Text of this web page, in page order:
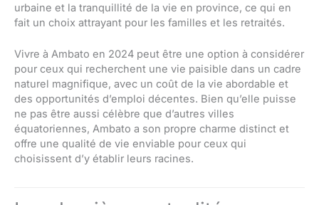
urbaine et la tranquillité de la vie en province, ce qui en
fait un choix attrayant pour les familles et les retraités.
Vivre à Ambato en 2024 peut être une option à considérer
pour ceux qui recherchent une vie paisible dans un cadre
naturel magnifique, avec un coût de la vie abordable et
des opportunités d’emploi décentes. Bien qu’elle puisse
ne pas être aussi célèbre que d’autres villes
équatoriennes, Ambato a son propre charme distinct et
offre une qualité de vie enviable pour ceux qui
choisissent d’y établir leurs racines.